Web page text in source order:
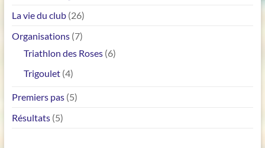
La vie du club(26)
Organisations(7)
Triathlon des Roses(6)
Trigoulet(4)
Premiers pas(5)
Résultats(5)